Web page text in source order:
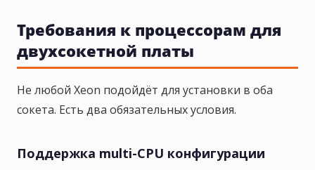
Требования к процессорам для
двухсокетной платы
Не любой Xeon подойдёт для установки в оба
сокета. Есть два обязательных условия.
Поддержка multi-CPU конфигурации